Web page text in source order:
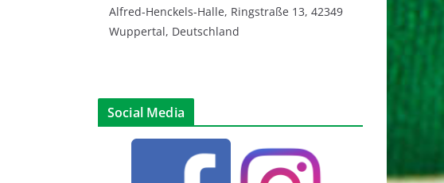
Alfred-Henckels-Halle, Ringstraße 13, 42349
Wuppertal, Deutschland
Social Media